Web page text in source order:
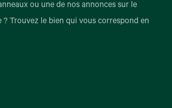
ou une de nos annonces sur le
? Trouvez le bien qui vous correspond en